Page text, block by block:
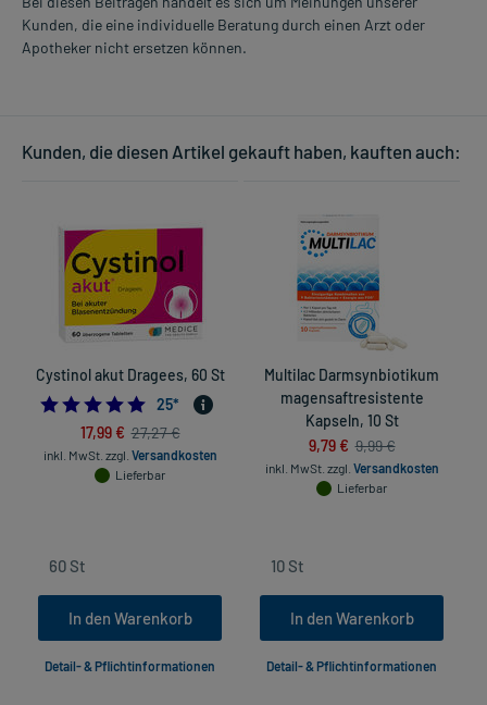
Kunden, die eine individuelle Beratung durch einen Arzt oder
Apotheker nicht ersetzen können.
Kunden, die diesen Artikel gekauft haben, kauften auch:
Cystinol akut Dragees, 60 St
5.0
25*
17,99 € 27,27 €
inkl. MwSt. zzgl. Versandkosten
Lieferbar
In den Warenkorb
Detail- & Pflichtinformationen
Multilac Darmsynbiotikum
magensaftresistente
Kapseln, 10 St
9,79 € 9,99 €
inkl. MwSt. zzgl. Versandkosten
Lieferbar
In den Warenkorb
Detail- & Pflichtinformationen